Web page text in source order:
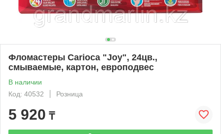
Фломастеры Carioca "Joy", 24цв.,
смываемые, картон, европодвес
В наличии
Код: 40532
Розница
5 920 ₸